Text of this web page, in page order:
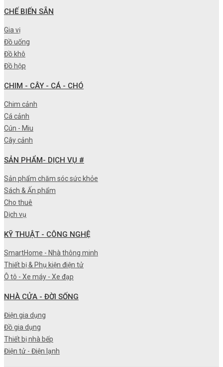
CHẾ BIẾN SẴN
Gia vị
Đồ uống
Đồ khô
Đồ hộp
CHIM - CÂY - CÁ - CHÓ
Chim cảnh
Cá cảnh
Cún - Miu
Cây cảnh
SẢN PHẨM- DỊCH VỤ #
Sản phẩm chăm sóc sức khỏe
Sách & Ấn phẩm
Cho thuê
Dịch vụ
KỸ THUẬT - CÔNG NGHỆ
SmartHome - Nhà thông minh
Thiết bị & Phụ kiện điện tử
Ô tô - Xe máy - Xe đạp
NHÀ CỬA - ĐỜI SỐNG
Điện gia dụng
Đồ gia dụng
Thiết bị nhà bếp
Điện tử - Điện lạnh